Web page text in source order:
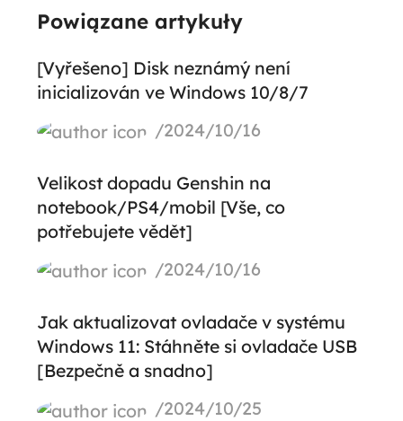
Powiązane artykuły
[Vyřešeno] Disk neznámý není
inicializován ve Windows 10/8/7
/2024/10/16
Velikost dopadu Genshin na
notebook/PS4/mobil [Vše, co
potřebujete vědět]
/2024/10/16
Jak aktualizovat ovladače v systému
Windows 11: Stáhněte si ovladače USB
[Bezpečně a snadno]
/2024/10/25